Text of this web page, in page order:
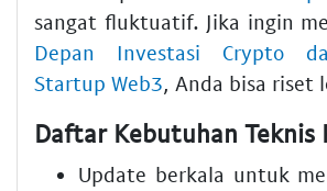
sangat fluktuatif. Jika ingin
Depan Investasi Crypto
Startup Web3, Anda bisa riset
Daftar Kebutuhan Teknis
Update berkala untuk